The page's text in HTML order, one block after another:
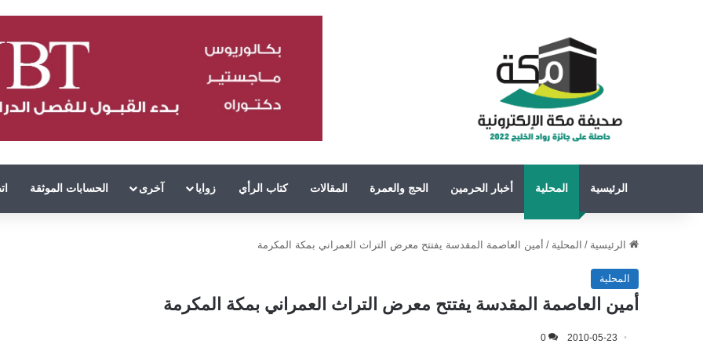
الرئيسية المحلية أخبار الحرمين الحج والعمرة المقالات كتاب الرأي زوايا آخرى الحسابات الموثقة
الرئيسية / المحلية / أمين العاصمة المقدسة يفتتح معرض التراث العمراني بمكة المكرمة
المحلية
أمين العاصمة المقدسة يفتتح معرض التراث العمراني بمكة المكرمة
2010-05-23
0